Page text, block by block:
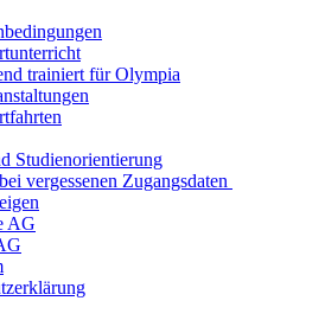
trainiert für Olympia
Studienorientierung
vergessenen Zugangsdaten
AG